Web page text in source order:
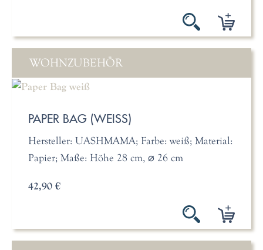
WOHNZUBEHÖR
PAPER BAG (WEISS)
Hersteller: UASHMAMA; Farbe: weiß; Material:
Papier; Maße: Höhe 28 cm, ⌀ 26 cm
42,90 €